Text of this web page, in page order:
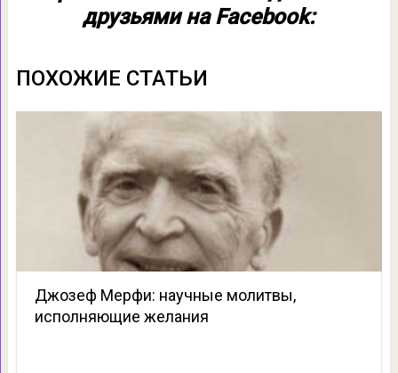
друзьями на Facebook:
ПОХОЖИЕ СТАТЬИ
Джозеф Мерфи: научные молитвы,
исполняющие желания